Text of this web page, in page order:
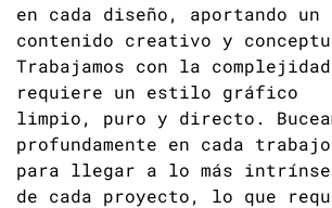
en cada diseño, aportando
contenido creativo y
Trabajamos con la
requiere un estilo gráfico
limpio, puro y directo.
profundamente en cada trabajo
para llegar a lo más
de cada proyecto, lo que